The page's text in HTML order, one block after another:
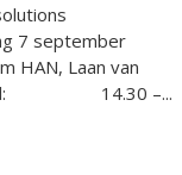
september
Laan van
Tijd: 14.30 –...